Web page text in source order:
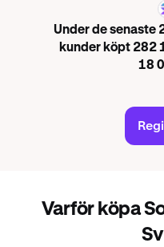
Under de senaste
kunder köpt 282
18
Varför köpa